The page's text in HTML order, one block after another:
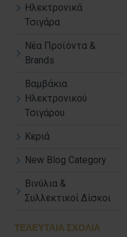
Ηλεκτρονικά
Τσιγάρα
Νέα Προϊόντα &
Brands
Βαμβάκια
Ηλεκτρονικού
Τσιγάρου
Κεριά
New Blog Category
Βινύλια &
Συλλεκτικοί Δίσκοι
ΤΕΛΕΥΤΑΊΑ ΣΧΌΛΙΑ